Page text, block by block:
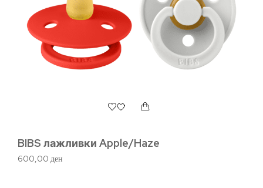
BIBS лажливки Apple/Haze
600,00 ден